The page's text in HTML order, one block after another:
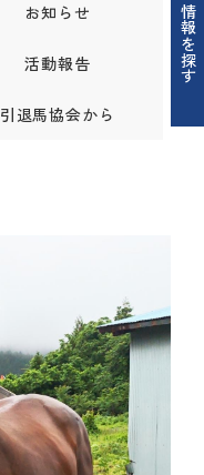
情報を探す
お知らせ
活動報告
引退馬協会から